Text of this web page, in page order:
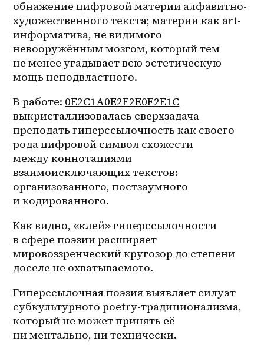
обнажение цифровой материи алфавитно-
художественного текста; материи как art-
информатива, не видимого
невооружённым мозгом, который тем
не менее угадывает всю эстетическую
мощь неподвластного.
В работе: 0E2C1A0E2E2E0E2E1C
выкристаллизовалась сверхзадача
преподать гиперссылочность как своего
рода цифровой символ схожести
между коннотациями
взаимоисключающих текстов:
организованного, постзаумного
и кодированного.
Как видно, «клей» гиперссылочности
в сфере поэзии расширяет
мировоззренческий кругозор до степени
доселе не охватываемого.
Гиперссылочная поэзия выявляет силуэт
субкультурного poetry-традиционализма,
который не может принять её
ни ментально, ни технически.